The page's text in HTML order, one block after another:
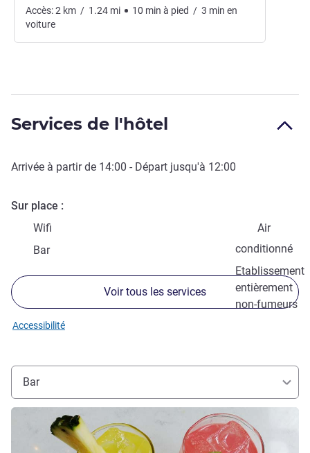
Accès:2 km / 1.24 mi 10 min à pied / 3 min en
voiture
Services de l'hôtel
Arrivée à partir de 14:00 - Départ jusqu'à 12:00
Sur place
Wifi
Air
conditionné
Bar
Etablissement
entièrement
non-fumeurs
Voir tous les services
Accessibilité
Bar
Voir les détails